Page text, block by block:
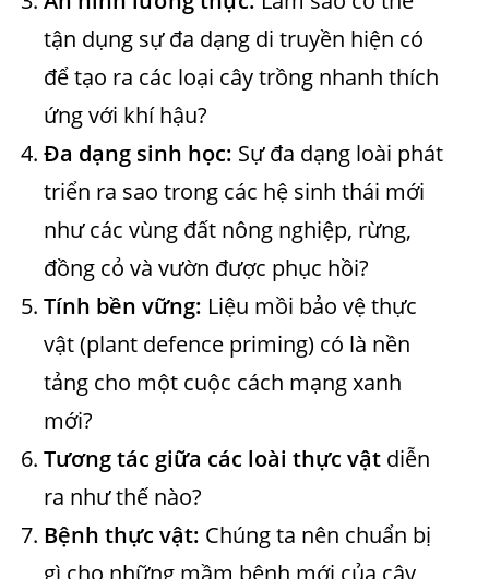
tận dụng sự đa dạng di truyền hiện có
để tạo ra các loại cây trồng nhanh thích
ứng với khí hậu?
Đa dạng sinh học: Sự đa dạng loài phát
triển ra sao trong các hệ sinh thái mới
như các vùng đất nông nghiệp, rừng,
đồng cỏ và vườn được phục hồi?
Tính bền vững: Liệu mồi bảo vệ thực
vật (plant defence priming) có là nền
tảng cho một cuộc cách mạng xanh
mới?
Tương tác giữa các loài thực vật diễn
ra như thế nào?
Bệnh thực vật: Chúng ta nên chuẩn bị
gì cho những mầm bệnh mới của cây